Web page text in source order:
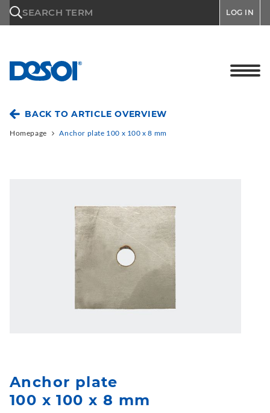
SEARCH TERM LOG IN
BACK TO ARTICLE OVERVIEW
Homepage Anchor plate 100 x 100 x 8 mm
Anchor plate
100 x 100 x 8 mm